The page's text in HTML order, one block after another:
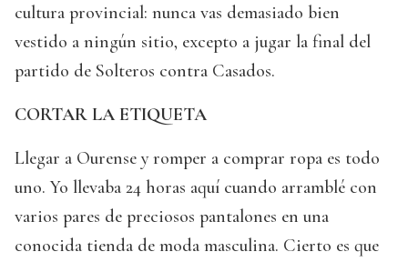
cultura provincial: nunca vas demasiado bien
vestido a ningún sitio, excepto a jugar la final del
partido de Solteros contra Casados.
CORTAR LA ETIQUETA
Llegar a Ourense y romper a comprar ropa es todo
uno. Yo llevaba 24 horas aquí cuando arramblé con
varios pares de preciosos pantalones en una
conocida tienda de moda masculina. Cierto es que